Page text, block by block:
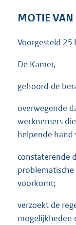
MOTIE VAN
Voorgesteld 25
De Kamer,
gehoord de
overwegende
werknemers
helpende
constaterende
voorkomt;
verzoekt de
mogelijkheden